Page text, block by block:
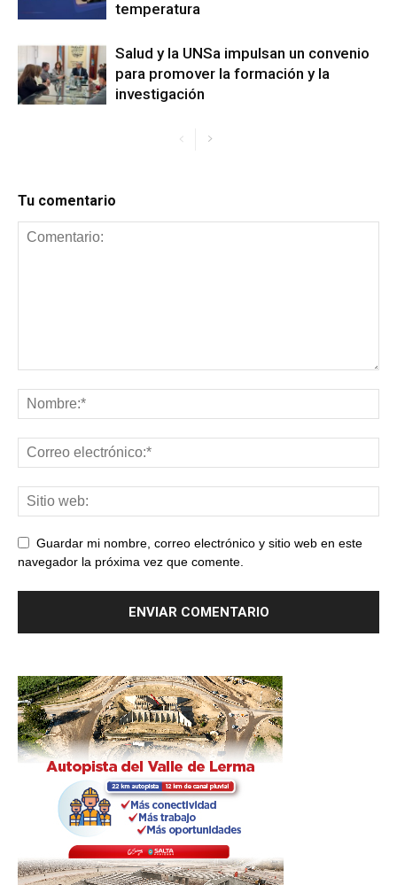
temperatura
Salud y la UNSa impulsan un convenio
para promover la formación y la
investigación
Tu comentario
Guardar mi nombre, correo electrónico y sitio web en este
navegador la próxima vez que comente.